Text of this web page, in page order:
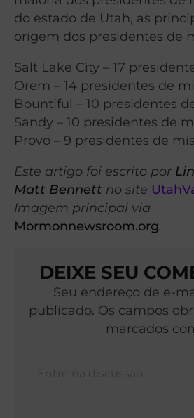
do estado de Utah, as
origem dos presidentes de
Salt Lake City – 17
Orem – 14 presidentes de
Bountiful – 10 presidentes
Sandy – 10 presidentes de
Provo – 9 presidentes de
Este artigo foi escrito por
Matt Bennett no site
Imagem principal via
Mormonnewsroom.org.
DEIXE SEU
Seu endereço de e-
publicado. Os campos
marcados